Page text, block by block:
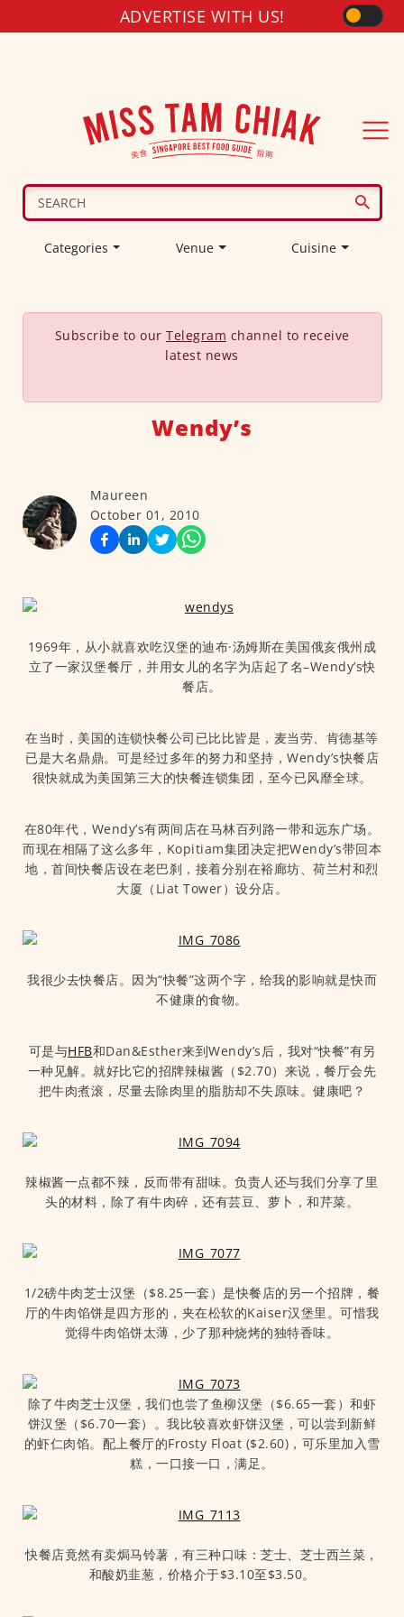
ADVERTISE WITH US!
Categories Venue Cuisine
Subscribe to our Telegram channel to receive
latest news
Wendy’s
Maureen
October 01, 2010
1969年，从小就喜欢吃汉堡的迪布·汤姆斯在美国俄亥俄州成
立了一家汉堡餐厅，并用女儿的名字为店起了名–Wendy’s快
餐店。
在当时，美国的连锁快餐公司已比比皆是，麦当劳、肯德基等
已是大名鼎鼎。可是经过多年的努力和坚持，Wendy’s快餐店
很快就成为美国第三大的快餐连锁集团，至今已风靡全球。
在80年代，Wendy’s有两间店在马林百列路一带和远东广场。
而现在相隔了这么多年，Kopitiam集团决定把Wendy’s带回本
地，首间快餐店设在老巴刹，接着分别在裕廊坊、荷兰村和烈
大厦（Liat Tower）设分店。
我很少去快餐店。因为“快餐”这两个字，给我的影响就是快而
不健康的食物。
可是与HFB和Dan&Esther来到Wendy’s后，我对“快餐”有另
一种见解。就好比它的招牌辣椒酱（$2.70）来说，餐厅会先
把牛肉煮滚，尽量去除肉里的脂肪却不失原味。健康吧？
辣椒酱一点都不辣，反而带有甜味。负责人还与我们分享了里
头的材料，除了有牛肉碎，还有芸豆、萝卜，和芹菜。
1/2磅牛肉芝士汉堡（$8.25一套）是快餐店的另一个招牌，餐
厅的牛肉馅饼是四方形的，夹在松软的Kaiser汉堡里。可惜我
觉得牛肉馅饼太薄，少了那种烧烤的独特香味。
除了牛肉芝士汉堡，我们也尝了鱼柳汉堡（$6.65一套）和虾
饼汉堡（$6.70一套）。我比较喜欢虾饼汉堡，可以尝到新鲜
的虾仁肉馅。配上餐厅的Frosty Float ($2.60)，可乐里加入雪
糕，一口接一口，满足。
快餐店竟然有卖焗马铃薯，有三种口味：芝士、芝士西兰菜，
和酸奶韭葱，价格介于$3.10至$3.50。